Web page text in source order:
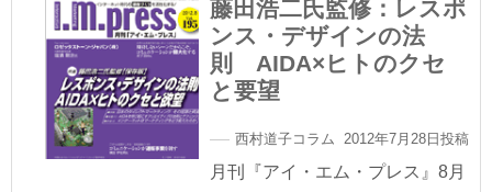
藤田浩二氏監修：レスポ
ンス・デザインの法
則 AIDA×ヒトのクセ
と要望
西村道子コラム 2012年7月28日投稿
月刊『アイ・エム・プレス』8月